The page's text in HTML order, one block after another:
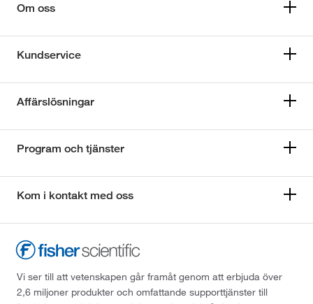
Om oss
Kundservice
Affärslösningar
Program och tjänster
Kom i kontakt med oss
Vi ser till att vetenskapen går framåt genom att erbjuda över
2,6 miljoner produkter och omfattande supporttjänster till